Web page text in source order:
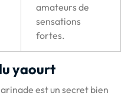
amateurs de
sensations
fortes.
yaourt
est un secret bien